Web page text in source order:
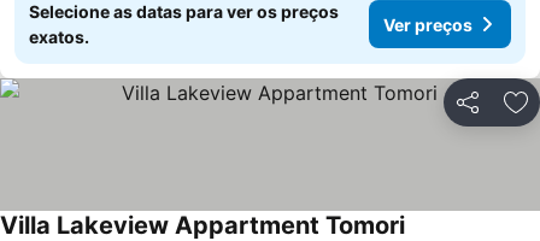
Selecione as datas para ver os preços
exatos.
Ver preços
Partilhar
Villa Lakeview Appartment Tomori